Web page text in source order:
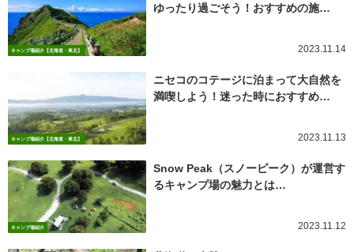
キャンプ場紹介【北海道・東北】
ゆったり過ごそう！おすすめの施…
2023.11.14
キャンプ場紹介【北海道・東北】
ニセコのコテージに泊まって大自然を
満喫しよう！迷った時におすすめ…
2023.11.13
キャンプ場紹介
Snow Peak（スノーピーク）が運営す
るキャンプ場の魅力とは…
2023.11.12